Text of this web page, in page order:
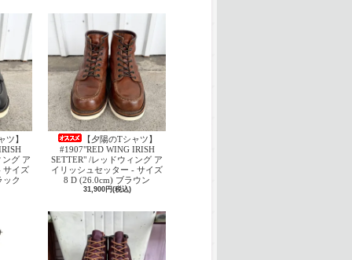
ツ】
ング ア
サイズ
ック
【夕陽のTシャツ】
#1907"RED WING IRISH
SETTER" /レッドウィング ア
イリッシュセッター - サイズ
8 D (26.0cm) ブラウン
31,900円(税込)